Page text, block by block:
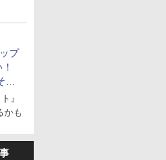
プ
』
かも